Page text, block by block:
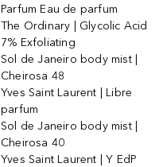
Parfum Eau de parfum
The Ordinary | Glycolic Acid
7% Exfoliating
Sol de Janeiro body mist |
Cheirosa 48
Yves Saint Laurent | Libre
parfum
Sol de Janeiro body mist |
Cheirosa 40
Yves Saint Laurent | Y EdP